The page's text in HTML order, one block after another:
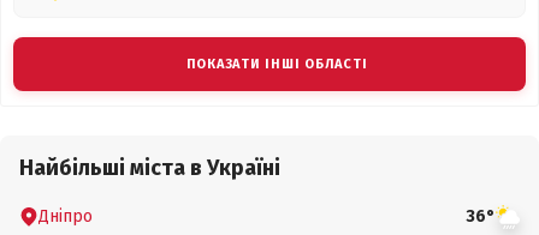
ПОКАЗАТИ ІНШІ ОБЛАСТІ
Найбільші міста в Україні
Дніпро 36°